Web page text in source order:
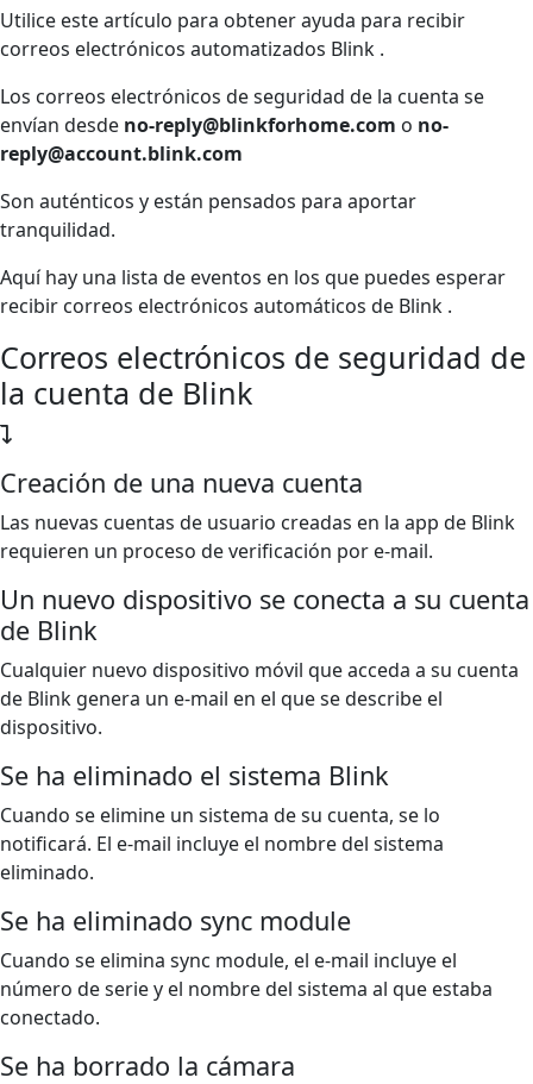
Utilice este artículo para obtener ayuda para recibir
correos electrónicos automatizados Blink .
Los correos electrónicos de seguridad de la cuenta se
envían desde no-reply@blinkforhome.com o no-
reply@account.blink.com
Son auténticos y están pensados para aportar
tranquilidad.
Aquí hay una lista de eventos en los que puedes esperar
recibir correos electrónicos automáticos de Blink .
Correos electrónicos de seguridad de
la cuenta de Blink
Creación de una nueva cuenta
Las nuevas cuentas de usuario creadas en la app de Blink
requieren un proceso de verificación por e-mail.
Un nuevo dispositivo se conecta a su cuenta
de Blink
Cualquier nuevo dispositivo móvil que acceda a su cuenta
de Blink genera un e-mail en el que se describe el
dispositivo.
Se ha eliminado el sistema Blink
Cuando se elimine un sistema de su cuenta, se lo
notificará. El e-mail incluye el nombre del sistema
eliminado.
Se ha eliminado sync module
Cuando se elimina sync module, el e-mail incluye el
número de serie y el nombre del sistema al que estaba
conectado.
Se ha borrado la cámara